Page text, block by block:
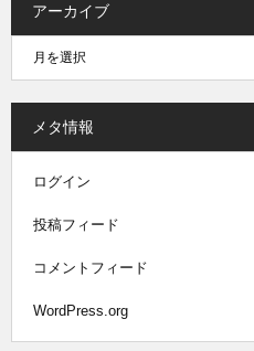
アーカイブ
メタ情報
ログイン
投稿フィード
コメントフィード
WordPress.org